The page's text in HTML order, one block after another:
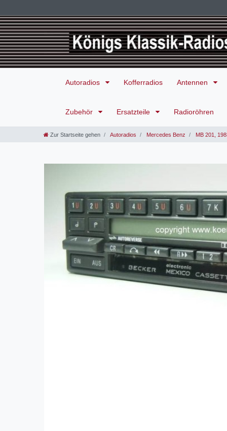
Autoradios Kofferradios Antennen
Zubehör Ersatzteile Radioröhren
Zur Startseite gehen Autoradios Mercedes Benz MB 201,